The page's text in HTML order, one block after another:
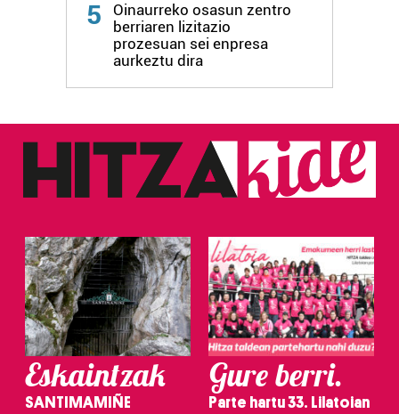
5
Oinaurreko osasun zentro
berriaren lizitazio
prozesuan sei enpresa
aurkeztu dira
Eskaintzak
SANTIMAMIÑE
Gure berri.
Parte hartu 33. Lilatoian